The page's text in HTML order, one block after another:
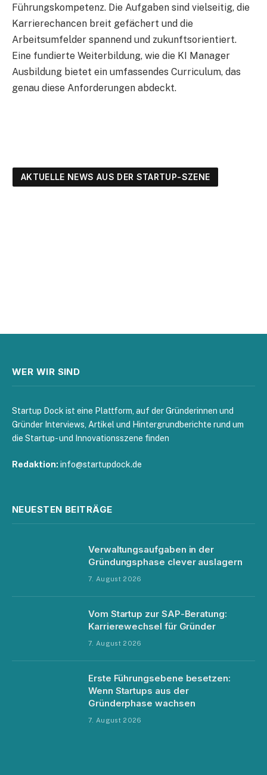
Führungskompetenz. Die Aufgaben sind vielseitig, die
Karrierechancen breit gefächert und die
Arbeitsumfelder spannend und zukunftsorientiert.
Eine fundierte Weiterbildung, wie die KI Manager
Ausbildung bietet ein umfassendes Curriculum, das
genau diese Anforderungen abdeckt.
AKTUELLE NEWS AUS DER STARTUP-SZENE
WER WIR SIND
Startup Dock ist eine Plattform, auf der Gründerinnen und
Gründer Interviews, Artikel und Hintergrundberichte rund um
die Startup- und Innovationsszene finden
Redaktion: info@startupdock.de
NEUESTEN BEITRÄGE
Verwaltungsaufgaben in der
Gründungsphase clever auslagern
7. August 2026
Vom Startup zur SAP-Beratung:
Karrierewechsel für Gründer
7. August 2026
Erste Führungsebene besetzen:
Wenn Startups aus der
Gründerphase wachsen
7. August 2026